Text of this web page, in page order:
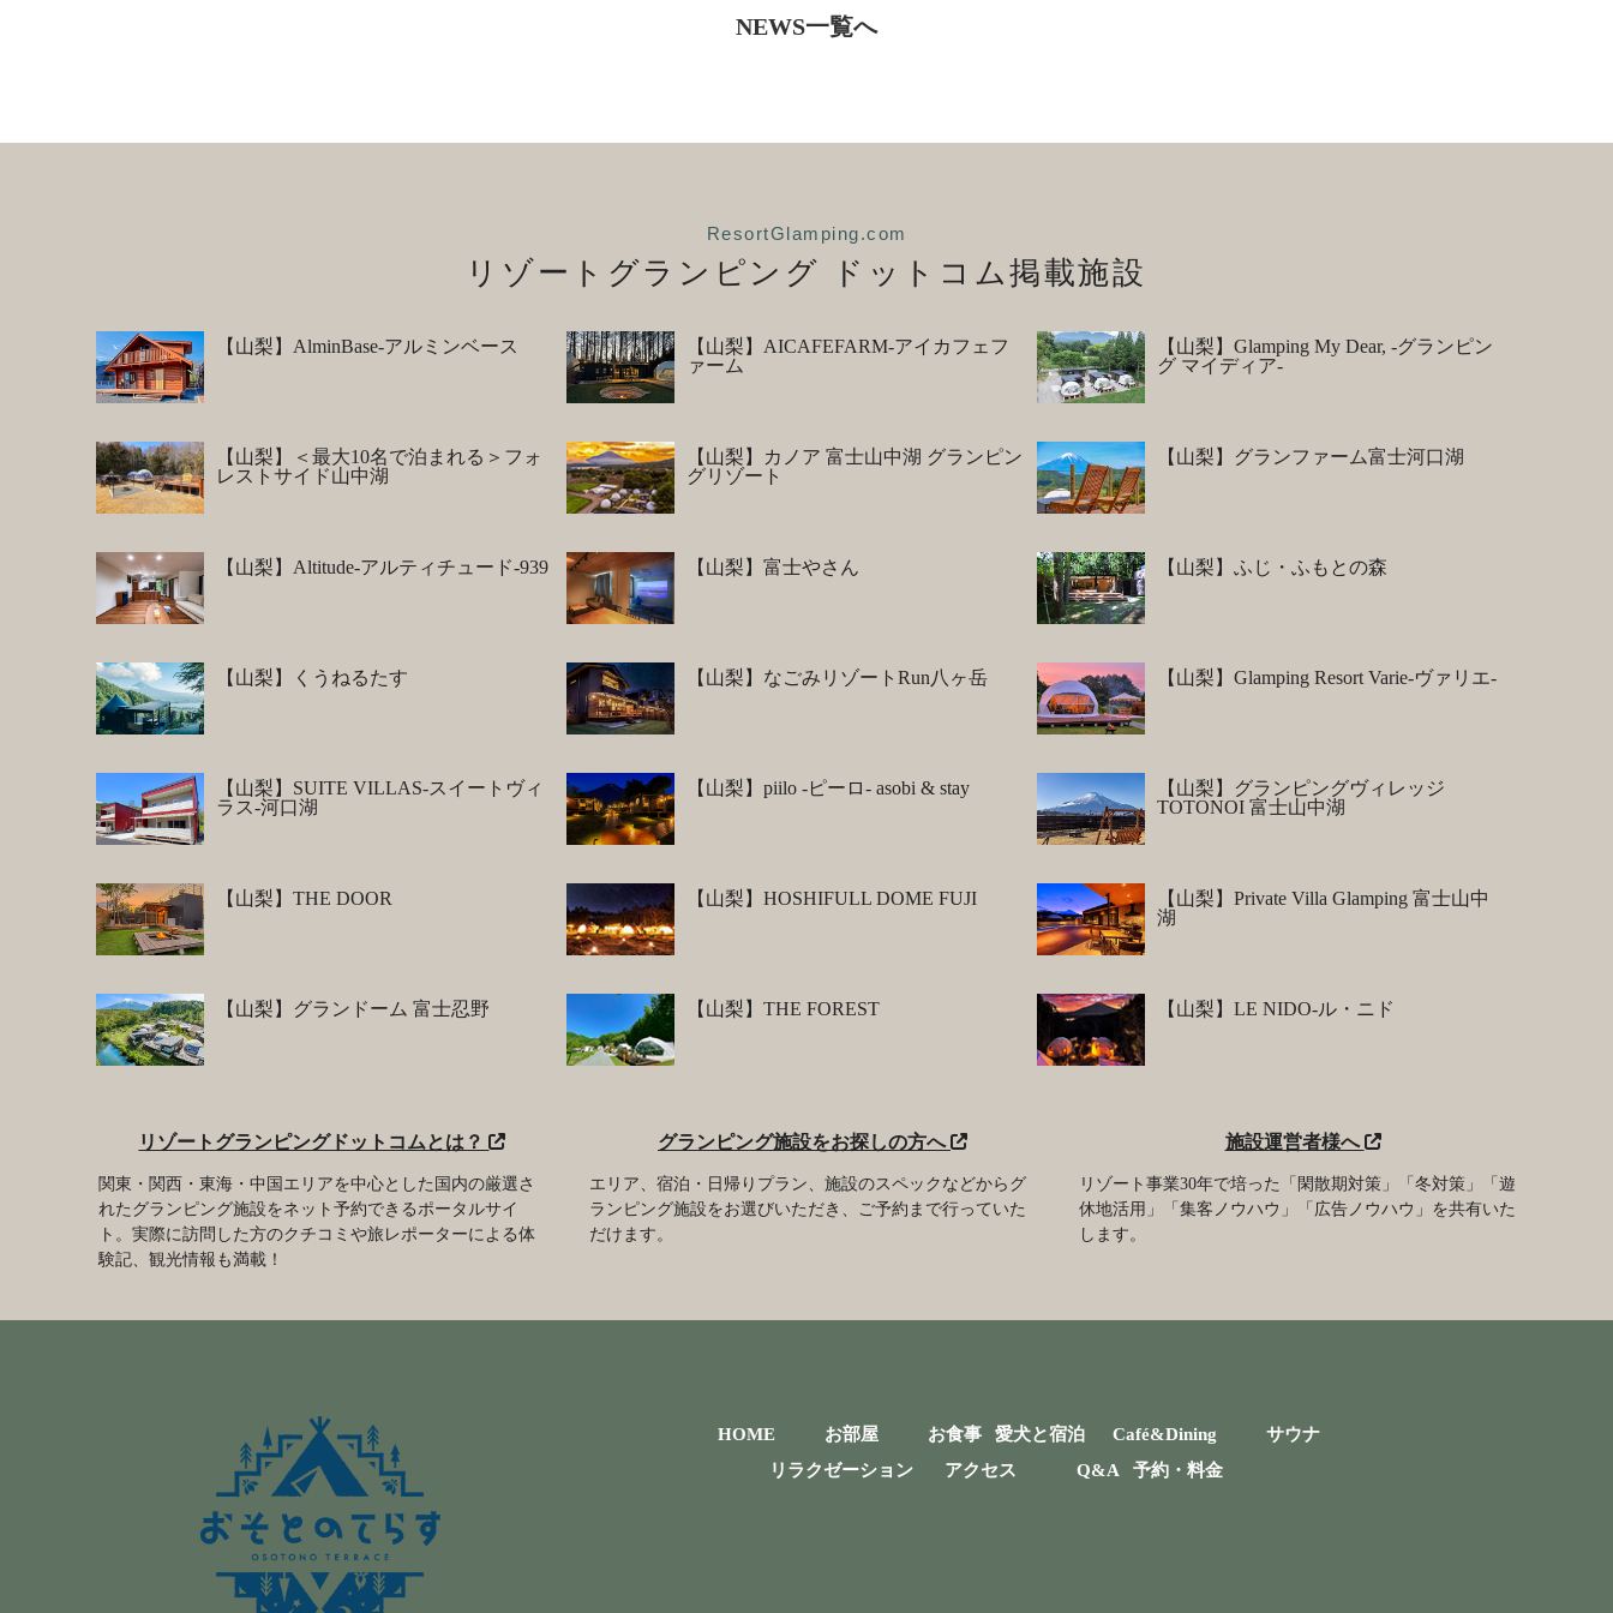
NEWS一覧へ
ResortGlamping.com
リゾートグランピング ドットコム掲載施設
【山梨】AlminBase-アルミンベース
【山梨】AICAFEFARM-アイカフェフ
ァーム
【山梨】Glamping My Dear, -グランピン
グ マイディア-
【山梨】＜最大10名で泊まれる＞フォ
レストサイド山中湖
【山梨】カノア 富士山中湖 グランピン
グリゾート
【山梨】グランファーム富士河口湖
【山梨】Altitude-アルティチュード-939 【山梨】富士やさん 【山梨】ふじ・ふもとの森
【山梨】くうねるたす 【山梨】なごみリゾートRun八ヶ岳 【山梨】Glamping Resort Varie-ヴァリエ-
【山梨】SUITE VILLAS-スイートヴィ
ラス-河口湖
【山梨】piilo -ピーロ- asobi & stay
【山梨】グランピングヴィレッジ
TOTONOI 富士山中湖
【山梨】THE DOOR 【山梨】HOSHIFULL DOME FUJI
【山梨】Private Villa Glamping 富士山中
湖
【山梨】グランドーム 富士忍野 【山梨】THE FOREST 【山梨】LE NIDO-ル・ニド
リゾートグランピングドットコムとは？
関東・関西・東海・中国エリアを中心とした国内の厳選さ
れたグランピング施設をネット予約できるポータルサイ
ト。実際に訪問した方のクチコミや旅レポーターによる体
験記、観光情報も満載！
グランピング施設をお探しの方へ
エリア、宿泊・日帰りプラン、施設のスペックなどからグ
ランピング施設をお選びいただき、ご予約まで行っていた
だけます。
施設運営者様へ
リゾート事業30年で培った「閑散期対策」「冬対策」「遊
休地活用」「集客ノウハウ」「広告ノウハウ」を共有いた
します。
HOME お部屋 お食事 愛犬と宿泊 Café&Dining
サウナ
リラクゼーション
アクセス Q&A 予約・料金